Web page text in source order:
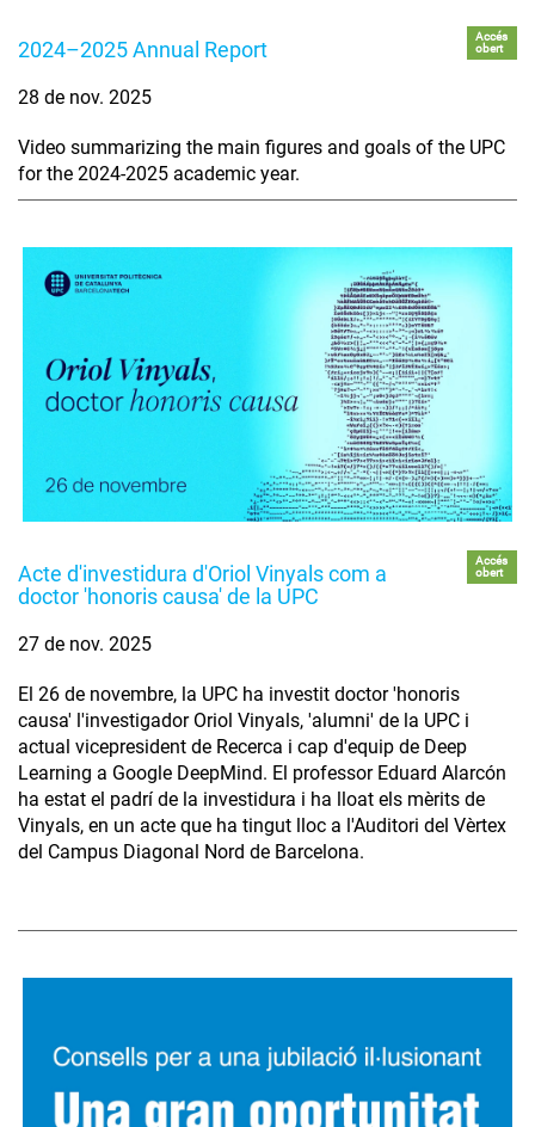
2024–2025 Annual Report
Accés
obert
28 de nov. 2025
Video summarizing the main figures and goals of the UPC
for the 2024-2025 academic year.
Acte d'investidura d'Oriol Vinyals com a
doctor 'honoris causa' de la UPC
Accés
obert
27 de nov. 2025
El 26 de novembre, la UPC ha investit doctor 'honoris
causa' l'investigador Oriol Vinyals, 'alumni' de la UPC i
actual vicepresident de Recerca i cap d'equip de Deep
Learning a Google DeepMind. El professor Eduard Alarcón
ha estat el padrí de la investidura i ha lloat els mèrits de
Vinyals, en un acte que ha tingut lloc a l'Auditori del Vèrtex
del Campus Diagonal Nord de Barcelona.